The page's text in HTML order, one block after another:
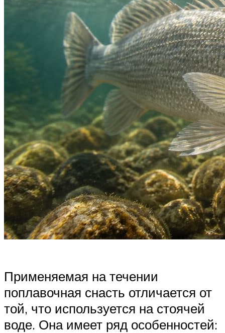
Применяемая на течении
поплавочная снасть отличается от
той, что используется на стоячей
воде. Она имеет ряд особенностей: